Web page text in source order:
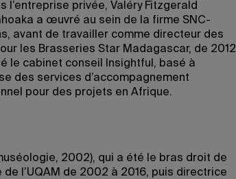
l’entreprise privée, Valéry Fitzgerald
a œuvré au sein de la firme SNC-
avant de travailler comme directeur des
les Brasseries Star Madagascar, de 2012
le cabinet conseil Insightful, basé à
des services d’accompagnement
pour des projets en Afrique.
2002), qui a été le bras droit de
de l’UQAM de 2002 à 2016, puis directrice